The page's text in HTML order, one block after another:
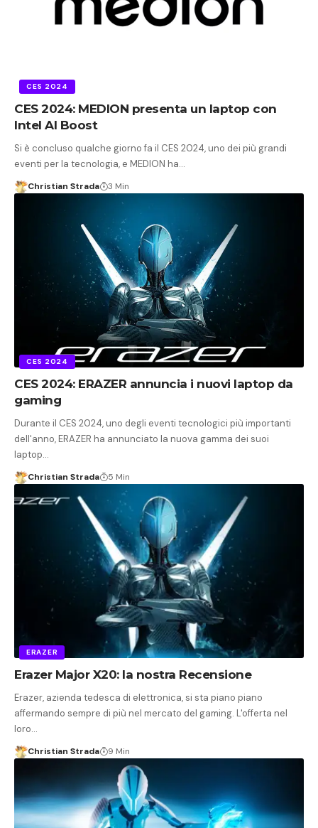
CES 2024
CES 2024: MEDION presenta un laptop con
Intel AI Boost
Si è concluso qualche giorno fa il CES 2024, uno dei più grandi
eventi per la tecnologia, e MEDION ha…
Christian Strada 3 Min
CES 2024
CES 2024: ERAZER annuncia i nuovi laptop da
gaming
Durante il CES 2024, uno degli eventi tecnologici più importanti
dell'anno, ERAZER ha annunciato la nuova gamma dei suoi
laptop…
Christian Strada 5 Min
ERAZER
Erazer Major X20: la nostra Recensione
Erazer, azienda tedesca di elettronica, si sta piano piano
affermando sempre di più nel mercato del gaming. L'offerta nel
loro…
Christian Strada 9 Min